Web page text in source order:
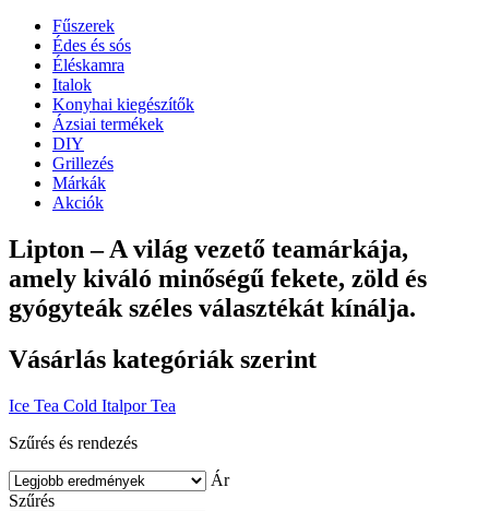
Fűszerek
Édes és sós
Éléskamra
Italok
Konyhai kiegészítők
Ázsiai termékek
DIY
Grillezés
Márkák
Akciók
Lipton – A világ vezető teamárkája,
amely kiváló minőségű fekete, zöld és
gyógyteák széles választékát kínálja.
Vásárlás kategóriák szerint
Ice Tea Cold Italpor Tea
Szűrés és rendezés
Ár
Szűrés